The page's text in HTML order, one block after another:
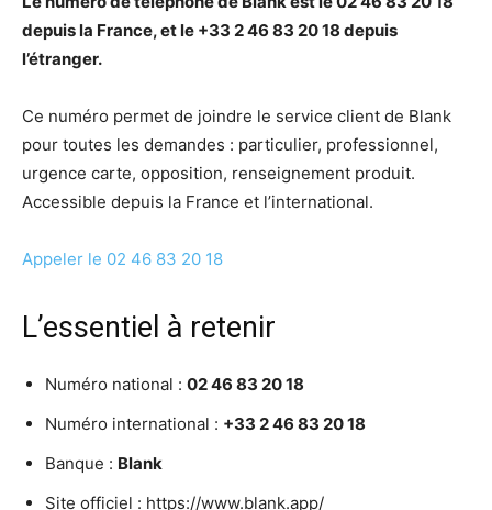
depuis la France, et le +33 2 46 83 20 18 depuis
l’étranger.
Ce numéro permet de joindre le service client de Blank
pour toutes les demandes : particulier, professionnel,
urgence carte, opposition, renseignement produit.
Accessible depuis la France et l’international.
Appeler le 02 46 83 20 18
L’essentiel à retenir
Numéro national : 02 46 83 20 18
Numéro international : +33 2 46 83 20 18
Banque : Blank
Site officiel : https://www.blank.app/